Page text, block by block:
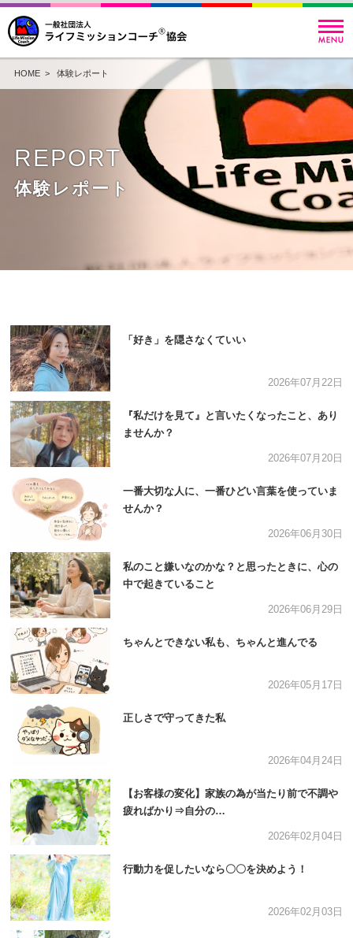
HOME> 体験レポート
REPORT
体験レポート
「好き」を隠さなくていい
2026年07月22日
『私だけを見て』と言いたくなったこと、あり
ませんか？
2026年07月20日
一番大切な人に、一番ひどい言葉を使っていま
せんか？
2026年06月30日
私のこと嫌いなのかな？と思ったときに、心の
中で起きていること
2026年06月29日
ちゃんとできない私も、ちゃんと進んでる
2026年05月17日
正しさで守ってきた私
2026年04月24日
【お客様の変化】家族の為が当たり前で不調や
疲ればかり⇒自分の…
2026年02月04日
行動力を促したいなら〇〇を決めよう！
2026年02月03日